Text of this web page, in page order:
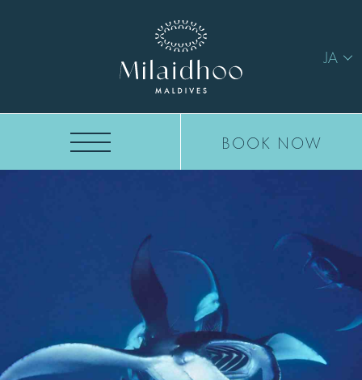
JA
BOOK NOW